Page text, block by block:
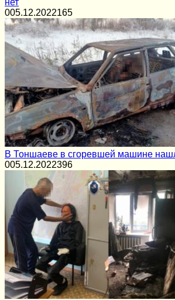
005.12.2022165
В Тоншаеве в сгоревшей машине
005.12.2022396